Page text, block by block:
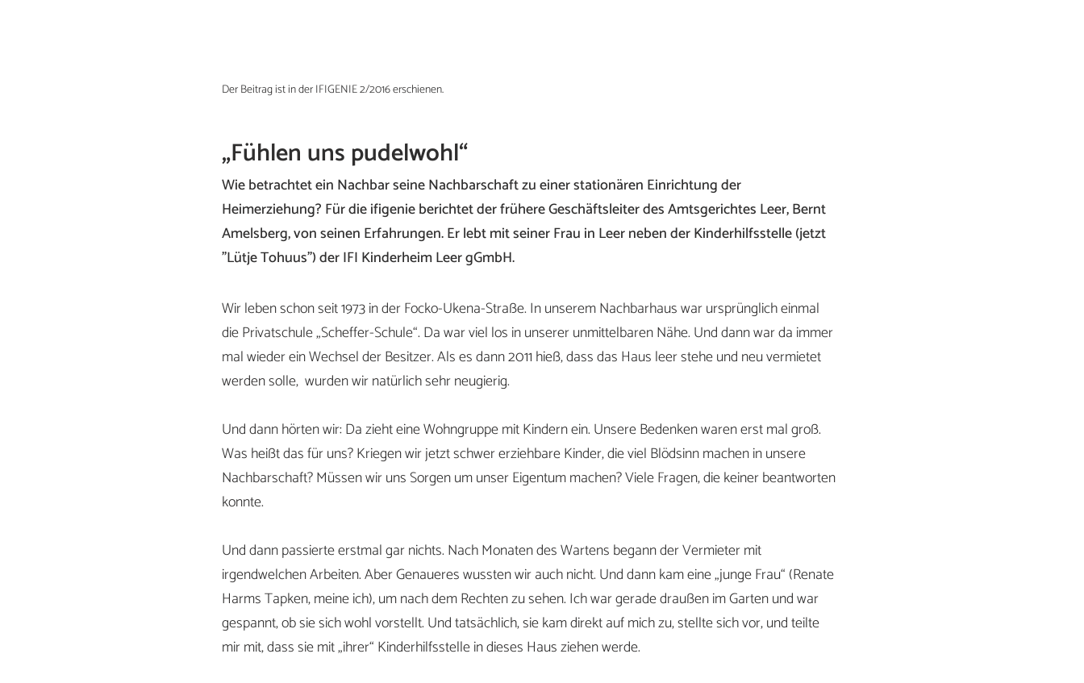
Der Beitrag ist in der IFIGENIE 2/2016 erschienen.
„Fühlen uns pudelwohl“
Wie betrachtet ein Nachbar seine Nachbarschaft zu einer stationären Einrichtung der
Heimerziehung? Für die ifigenie berichtet der frühere Geschäftsleiter des Amtsgerichtes Leer, Bernt
Amelsberg, von seinen Erfahrungen. Er lebt mit seiner Frau in Leer neben der Kinderhilfsstelle (jetzt
"Lütje Tohuus") der IFI Kinderheim Leer gGmbH.
Wir leben schon seit 1973 in der Focko-Ukena-Straße. In unserem Nachbarhaus war ursprünglich einmal
die Privatschule „Scheffer-Schule“. Da war viel los in unserer unmittelbaren Nähe. Und dann war da immer
mal wieder ein Wechsel der Besitzer. Als es dann 2011 hieß, dass das Haus leer stehe und neu vermietet
werden solle, wurden wir natürlich sehr neugierig.
Und dann hörten wir: Da zieht eine Wohngruppe mit Kindern ein. Unsere Bedenken waren erst mal groß.
Was heißt das für uns? Kriegen wir jetzt schwer erziehbare Kinder, die viel Blödsinn machen in unsere
Nachbarschaft? Müssen wir uns Sorgen um unser Eigentum machen? Viele Fragen, die keiner beantworten
konnte.
Und dann passierte erstmal gar nichts. Nach Monaten des Wartens begann der Vermieter mit
irgendwelchen Arbeiten. Aber Genaueres wussten wir auch nicht. Und dann kam eine „junge Frau“ (Renate
Harms Tapken, meine ich), um nach dem Rechten zu sehen. Ich war gerade draußen im Garten und war
gespannt, ob sie sich wohl vorstellt. Und tatsächlich, sie kam direkt auf mich zu, stellte sich vor, und teilte
mir mit, dass sie mit „ihrer“ Kinderhilfsstelle in dieses Haus ziehen werde.